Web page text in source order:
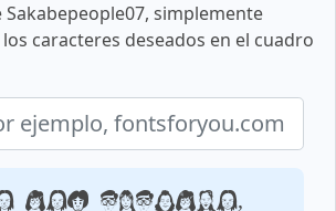
simplemente
caracteres deseados en el cuadro
por ejemplo,